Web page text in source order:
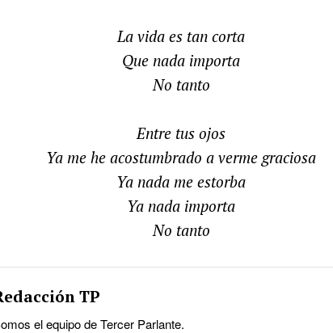
La vida es tan corta
Que nada importa
No tanto
Entre tus ojos
Ya me he acostumbrado a verme graciosa
Ya nada me estorba
Ya nada importa
No tanto
TP
el equipo de Tercer Parlante.